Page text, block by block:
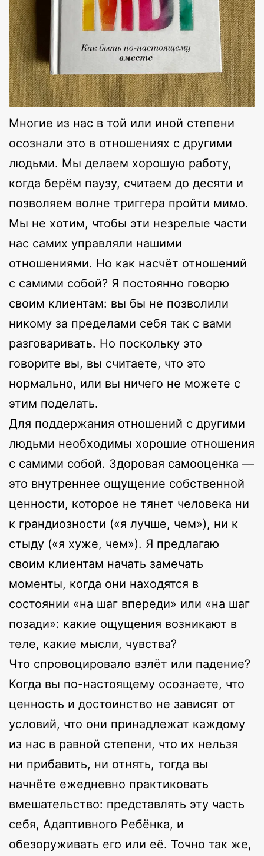
Многие из нас в той или иной степени
осознали это в отношениях с другими
людьми. Мы делаем хорошую работу,
когда берём паузу, считаем до десяти и
позволяем волне триггера пройти мимо.
Мы не хотим, чтобы эти незрелые части
нас самих управляли нашими
отношениями. Но как насчёт отношений
с самими собой? Я постоянно говорю
своим клиентам: вы бы не позволили
никому за пределами себя так с вами
разговаривать. Но поскольку это
говорите вы, вы считаете, что это
нормально, или вы ничего не можете с
этим поделать.
Для поддержания отношений с другими
людьми необходимы хорошие отношения
с самими собой. Здоровая самооценка —
это внутреннее ощущение собственной
ценности, которое не тянет человека ни
к грандиозности («я лучше, чем»), ни к
стыду («я хуже, чем»). Я предлагаю
своим клиентам начать замечать
моменты, когда они находятся в
состоянии «на шаг впереди» или «на шаг
позади»: какие ощущения возникают в
теле, какие мысли, чувства?
Что спровоцировало взлёт или падение?
Когда вы по-настоящему осознаете, что
ценность и достоинство не зависят от
условий, что они принадлежат каждому
из нас в равной степени, что их нельзя
ни прибавить, ни отнять, тогда вы
начнёте ежедневно практиковать
вмешательство: представлять эту часть
себя, Адаптивного Ребёнка, и
обезоруживать его или её. Точно так же,